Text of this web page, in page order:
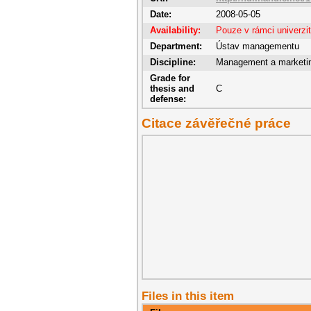
Date:
2008-05-05
Availability:
Pouze v rámci
Department:
Ústav managementu
Discipline:
Management a
Grade for
thesis and
defense:
C
Citace závěřečné práce
Files in this item